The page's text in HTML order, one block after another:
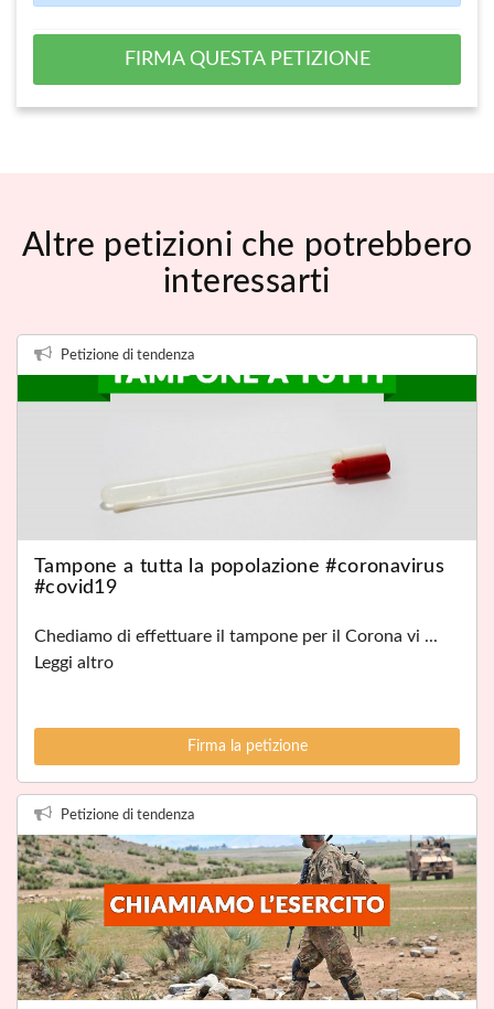
FIRMA QUESTA PETIZIONE
Altre petizioni che potrebbero
interessarti
Petizione di tendenza
Tampone a tutta la popolazione #coronavirus
#covid19
Chediamo di effettuare il tampone per il Corona vi ...
Leggi altro
Firma la petizione
Petizione di tendenza